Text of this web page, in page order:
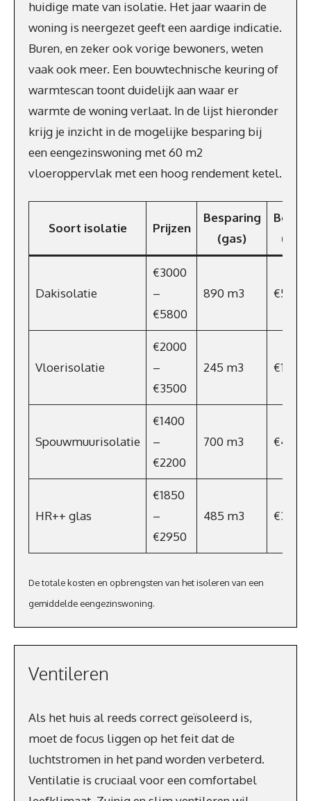
huidige mate van isolatie. Het jaar waarin de
woning is neergezet geeft een aardige indicatie.
Buren, en zeker ook vorige bewoners, weten
vaak ook meer. Een bouwtechnische keuring of
warmtescan toont duidelijk aan waar er
warmte de woning verlaat. In de lijst hieronder
krijg je inzicht in de mogelijke besparing bij
een eengezinswoning met 60 m2
vloeroppervlak met een hoog rendement ketel.
Soort isolatie Prijzen
Besparing
(gas)
(€/
Dakisolatie
€3000
–
€5800
890 m3 €570
Vloerisolatie
€2000
–
€3500
245 m3 €157
Spouwmuurisolatie
€1400
–
€2200
700 m3 €448
HR++ glas
€1850
–
€2950
485 m3 €310,4
De totale kosten en opbrengsten van het isoleren van een
gemiddelde eengezinswoning.
Ventileren
Als het huis al reeds correct geïsoleerd is,
moet de focus liggen op het feit dat de
luchtstromen in het pand worden verbeterd.
Ventilatie is cruciaal voor een comfortabel